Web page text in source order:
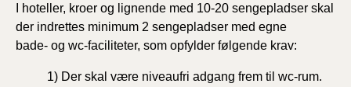
I hoteller, kroer og lignende med 10-20 sengepladser skal
der indrettes minimum 2 sengepladser med egne
bade- og wc-faciliteter, som opfylder følgende krav:
1) Der skal være niveaufri adgang frem til wc-rum.